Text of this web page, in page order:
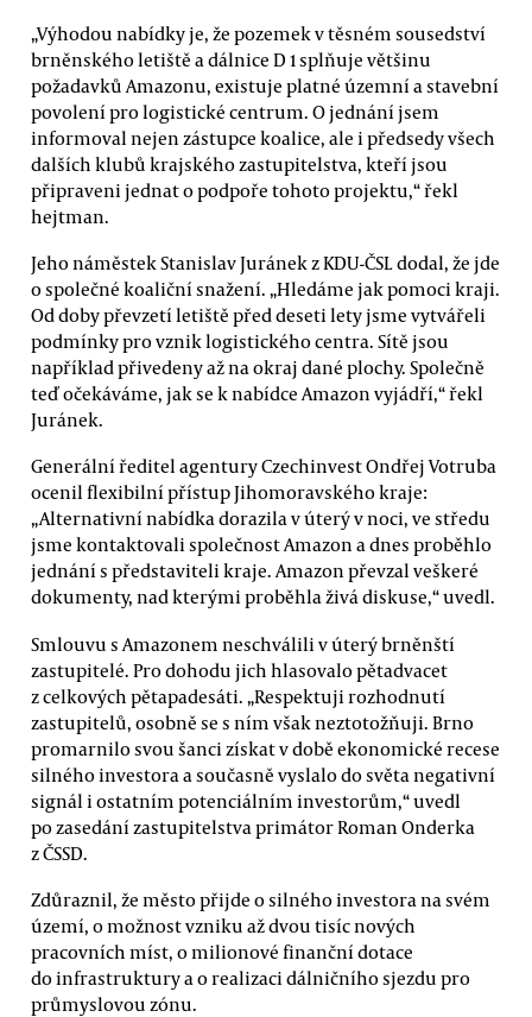
„Výhodou nabídky je, že pozemek v těsném sousedství
brněnského letiště a dálnice D 1 splňuje většinu
požadavků Amazonu, existuje platné územní a stavební
povolení pro logistické centrum. O jednání jsem
informoval nejen zástupce koalice, ale i předsedy všech
dalších klubů krajského zastupitelstva, kteří jsou
připraveni jednat o podpoře tohoto projektu,“ řekl
hejtman.
Jeho náměstek Stanislav Juránek z KDU-ČSL dodal, že jde
o společné koaliční snažení. „Hledáme jak pomoci kraji.
Od doby převzetí letiště před deseti lety jsme vytvářeli
podmínky pro vznik logistického centra. Sítě jsou
například přivedeny až na okraj dané plochy. Společně
teď očekáváme, jak se k nabídce Amazon vyjádří,“ řekl
Juránek.
Generální ředitel agentury Czechinvest Ondřej Votruba
ocenil flexibilní přístup Jihomoravského kraje:
„Alternativní nabídka dorazila v úterý v noci, ve středu
jsme kontaktovali společnost Amazon a dnes proběhlo
jednání s představiteli kraje. Amazon převzal veškeré
dokumenty, nad kterými proběhla živá diskuse,“ uvedl.
Smlouvu s Amazonem neschválili v úterý brněnští
zastupitelé. Pro dohodu jich hlasovalo pětadvacet
z celkových pětapadesáti. „Respektuji rozhodnutí
zastupitelů, osobně se s ním však neztotožňuji. Brno
promarnilo svou šanci získat v době ekonomické recese
silného investora a současně vyslalo do světa negativní
signál i ostatním potenciálním investorům,“ uvedl
po zasedání zastupitelstva primátor Roman Onderka
z ČSSD.
Zdůraznil, že město přijde o silného investora na svém
území, o možnost vzniku až dvou tisíc nových
pracovních míst, o milionové finanční dotace
do infrastruktury a o realizaci dálničního sjezdu pro
průmyslovou zónu.